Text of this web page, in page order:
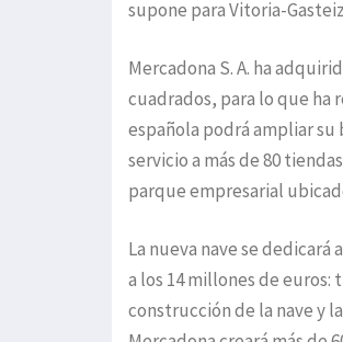
supone para Vitoria-
Mercadona S. A. ha
cuadrados, para lo que ha
española podrá ampliar
servicio a más de 80
parque empresarial
La nueva nave se
a los 14 millones de
construcción de la nave y